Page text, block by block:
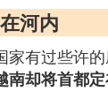
河内
有过些许
却将首都定